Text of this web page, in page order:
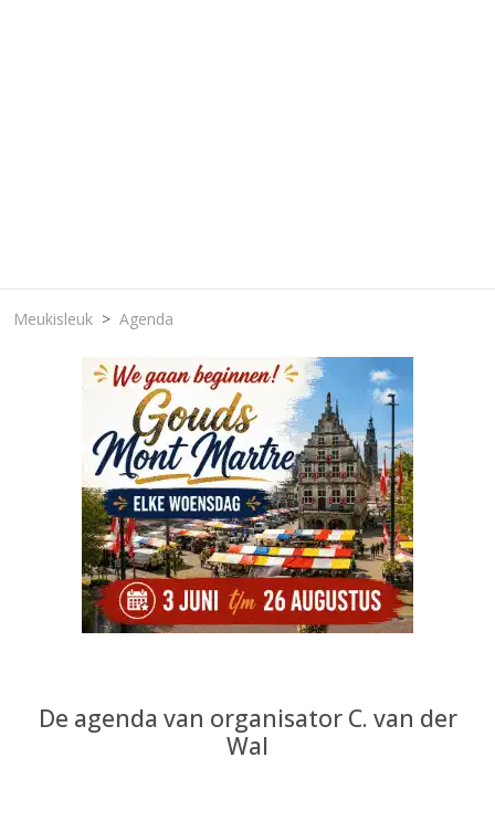
Meukisleuk Agenda
De agenda van organisator C. van der
Wal